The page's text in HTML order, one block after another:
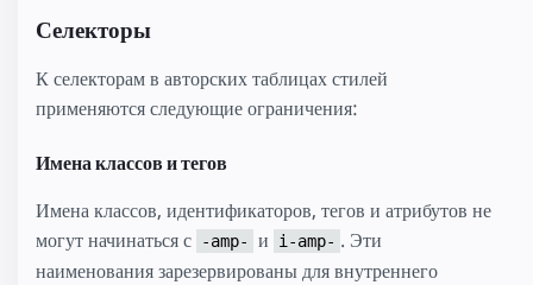
Селекторы
К селекторам в авторских таблицах стилей
применяются следующие ограничения:
Имена классов и тегов
Имена классов, идентификаторов, тегов и атрибутов не
могут начинаться с
-amp- и i-amp- . Эти
наименования зарезервированы для внутреннего